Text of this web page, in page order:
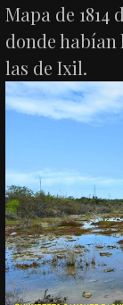
Mapa de
donde habían
las de Ixil.